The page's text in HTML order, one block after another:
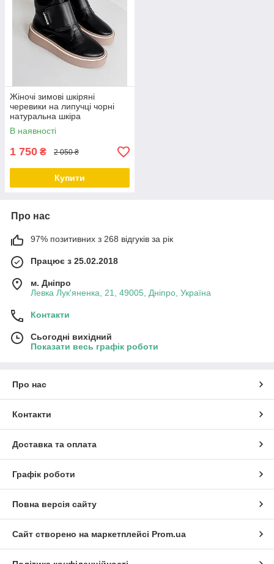
Жіночі зимові шкіряні
черевики на липучці чорні
натуральна шкіра
В наявності
1 750 ₴ 2 050 ₴
Купити
Про нас
97% позитивних з 268 відгуків за рік
Працює з 25.02.2018
м. Дніпро
Левка Лук'яненка, 21, 49005, Дніпро, Україна
Контакти
Сьогодні вихідний
Показати весь графік роботи
Про нас
Контакти
Доставка та оплата
Графік роботи
Повна версія сайту
Сайт створено на маркетплейсі Prom.ua